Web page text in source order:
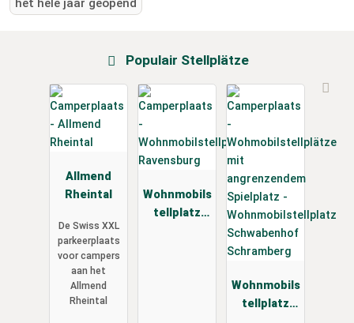
Populair Stellplätze
Allmend
Rheintal
De Swiss XXL
parkeerplaats
voor campers
aan het
Allmend
Rheintal
Wohnmobils
tellplatz
Wohnmobils
tellplatz